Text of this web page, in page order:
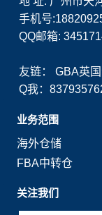
手机号
QQ邮箱:
友链：GBA英
Q我：
业务范围
海外仓储
FBA中转仓
关注我们